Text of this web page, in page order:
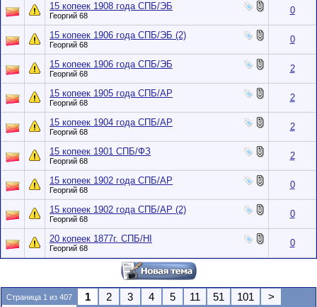
15 копеек 1908 года СПБ/ЭБ
Георгий 68 0
15 копеек 1906 года СПБ/ЭБ (2)
Георгий 68 0
15 копеек 1906 года СПБ/ЭБ
Георгий 68 2
15 копеек 1905 года СПБ/АР
Георгий 68 2
15 копеек 1904 года СПБ/АР
Георгий 68 2
15 копеек 1901 СПБ/ФЗ
Георгий 68 2
15 копеек 1902 года СПБ/АР
Георгий 68 0
15 копеек 1902 года СПБ/АР (2)
Георгий 68 0
20 копеек 1877г. СПБ/НI
Георгий 68 0
Страница 1 из 407 1 2 3 4 5 11 51 101 >